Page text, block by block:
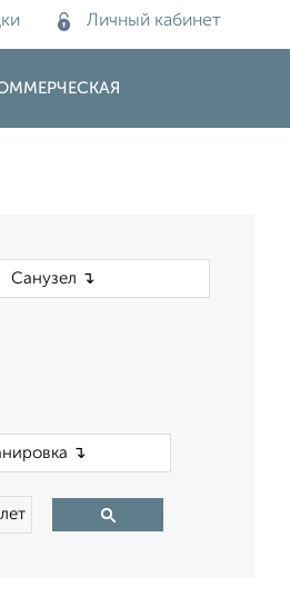
Личный кабинет
лет